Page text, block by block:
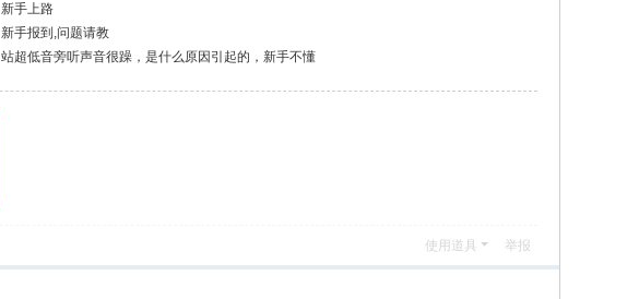
新手上路
新手报到,问题请教
站超低音旁听声音很躁，是什么原因引起的，新手不懂
使用道具 举报